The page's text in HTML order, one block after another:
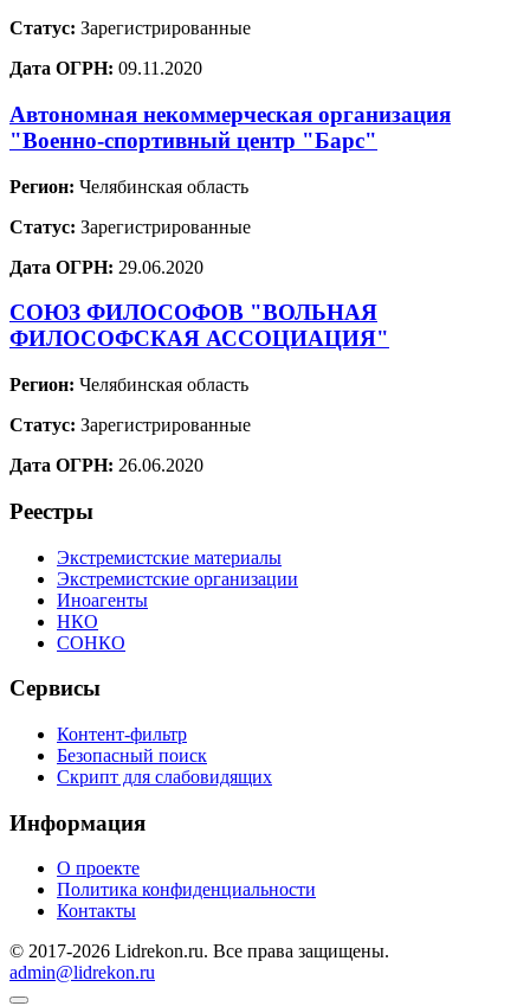
Статус: Зарегистрированные
Дата ОГРН: 09.11.2020
Автономная некоммерческая организация
"Военно-спортивный центр "Барс"
Регион: Челябинская область
Статус: Зарегистрированные
Дата ОГРН: 29.06.2020
СОЮЗ ФИЛОСОФОВ "ВОЛЬНАЯ
ФИЛОСОФСКАЯ АССОЦИАЦИЯ"
Регион: Челябинская область
Статус: Зарегистрированные
Дата ОГРН: 26.06.2020
Реестры
Экстремистские материалы
Экстремистские организации
Иноагенты
НКО
СОНКО
Сервисы
Контент-фильтр
Безопасный поиск
Скрипт для слабовидящих
Информация
О проекте
Политика конфиденциальности
Контакты
© 2017-2026 Lidrekon.ru. Все права защищены.
admin@lidrekon.ru